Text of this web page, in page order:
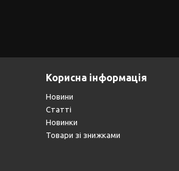
Корисна інформація
Новини
Статті
Новинки
Товари зі знижками